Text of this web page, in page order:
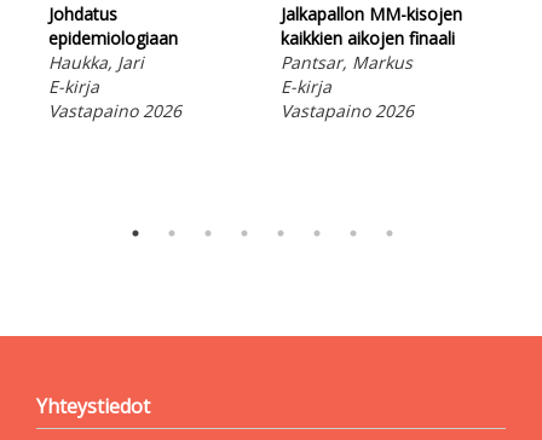
Johdatus
epidemiologiaan
Haukka, Jari
E-kirja
Vastapaino 2026
Jalkapallon MM-kisojen
kaikkien aikojen finaali
Pantsar, Markus
E-kirja
Vastapaino 2026
Yhteystiedot